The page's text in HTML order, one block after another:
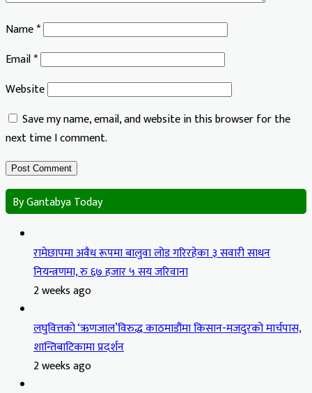
Name*
Email*
Website
Save my name, email, and website in this browser for the
next time I comment.
By Gantabya Today
रामेछापमा अवैध रूपमा बालुवा लोड गरिरहेका ३ सवारी साधन
नियन्त्रणमा, रु ६७ हजार ५ सय जरिवाना
2 weeks ago
लघुवित्तको ‘ऋणजाल’विरुद्ध काठमाडौंमा किसान-मजदुरको मार्चपास,
शान्तिबाटिकामा प्रदर्शन
2 weeks ago